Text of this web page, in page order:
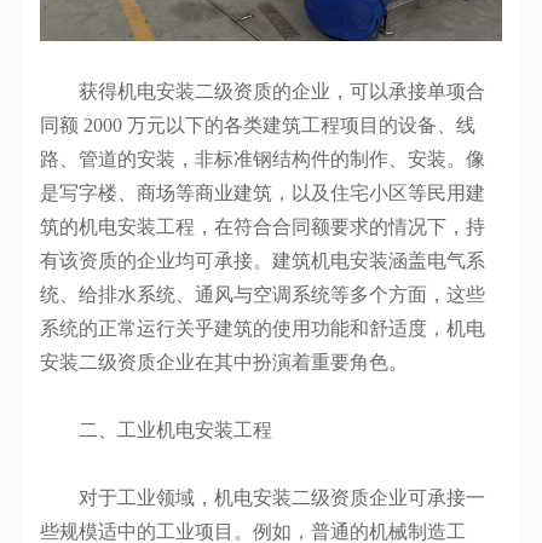
获得机电安装二级资质的企业，可以承接单项合
同额 2000 万元以下的各类建筑工程项目的设备、线
路、管道的安装，非标准钢结构件的制作、安装。像
是写字楼、商场等商业建筑，以及住宅小区等民用建
筑的机电安装工程，在符合合同额要求的情况下，持
有该资质的企业均可承接。建筑机电安装涵盖电气系
统、给排水系统、通风与空调系统等多个方面，这些
系统的正常运行关乎建筑的使用功能和舒适度，机电
安装二级资质企业在其中扮演着重要角色。
二、工业机电安装工程
对于工业领域，机电安装二级资质企业可承接一
些规模适中的工业项目。例如，普通的机械制造工